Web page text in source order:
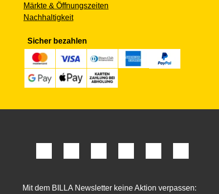
Märkte & Öffnungszeiten
Nachhaltigkeit
Sicher bezahlen
Mit dem BILLA Newsletter keine Aktion verpassen: